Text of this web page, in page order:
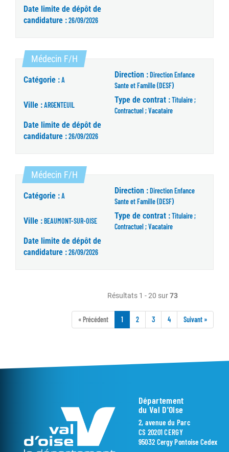
Date limite de dépôt de
candidature :26/09/2026
Médecin F/H (Nouvelle fenêtre)
Catégorie :A
Direction :Direction Enfance
Sante et Famille (DESF)
Ville :ARGENTEUIL
Type de contrat :Titulaire ;
Contractuel ; Vacataire
Date limite de dépôt de
candidature :26/09/2026
Médecin F/H (Nouvelle fenêtre)
Catégorie :A
Direction :Direction Enfance
Sante et Famille (DESF)
Ville :BEAUMONT-SUR-OISE
Type de contrat :Titulaire ;
Contractuel ; Vacataire
Date limite de dépôt de
candidature :26/09/2026
Résultats 1 - 20 sur73
« Précédent 1 2 3 4 Suivant »
Département
du Val D'Oise
2, avenue du Parc
CS 20201 CERGY
95032 Cergy Pontoise Cedex